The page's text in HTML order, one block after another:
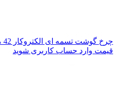
چرخ گوشت تسمه ای الکتروکار 42 مدل EC-06
قیمت وارد حساب کاربری شوید